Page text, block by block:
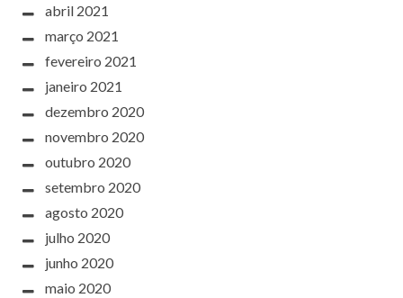
abril 2021
março 2021
fevereiro 2021
janeiro 2021
dezembro 2020
novembro 2020
outubro 2020
setembro 2020
agosto 2020
julho 2020
junho 2020
maio 2020